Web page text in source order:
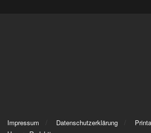
Impressum Datenschutzerklärung